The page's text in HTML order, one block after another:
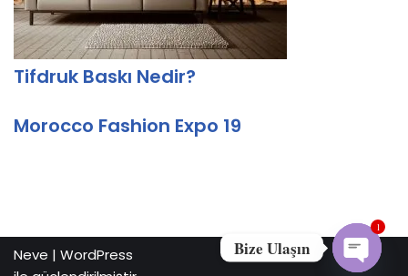
Tifdruk Baskı Nedir?
Morocco Fashion Expo 19
Neve | WordPress
Bize Ulaşın
1